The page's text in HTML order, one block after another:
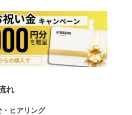
れ
・ヒアリング